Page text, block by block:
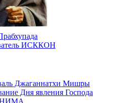
ИСККОН
Джаганнатхи Мишры
Дня явления Господа